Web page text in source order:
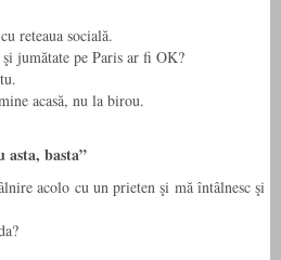
reteaua socială.
jumătate pe Paris ar fi OK?
acasă, nu la birou.
asta, basta”
acolo cu un prieten şi mă întâlnesc şi